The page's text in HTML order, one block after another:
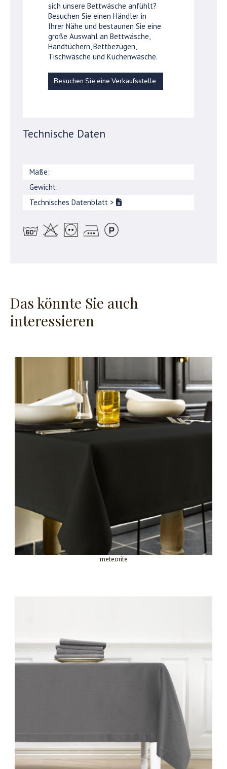
sich unsere Bettwäsche anfühlt?
Besuchen Sie einen Händler in
Ihrer Nähe und bestaunen Sie eine
große Auswahl an Bettwäsche,
Handtüchern, Bettbezügen,
Tischwäsche und Küchenwäsche.
Besuchen Sie eine Verkaufsstelle
Technische Daten
Maße:
Gewicht:
Technisches Datenblatt >
Das könnte Sie auch
interessieren
meteorite